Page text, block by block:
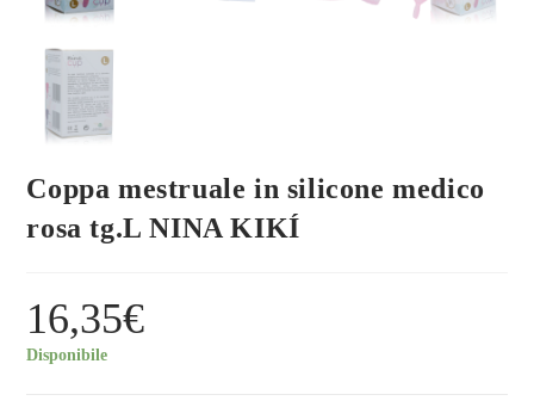
Coppa mestruale in silicone medico
rosa tg.L NINA KIKÍ
16,35€
Disponibile